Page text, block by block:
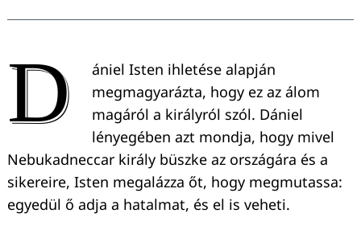
D
ániel Isten ihletése alapján
megmagyarázta, hogy ez az álom
magáról a királyról szól. Dániel
lényegében azt mondja, hogy mivel
Nebukadneccar király büszke az országára és a
sikereire, Isten megalázza őt, hogy megmutassa:
egyedül ő adja a hatalmat, és el is veheti.